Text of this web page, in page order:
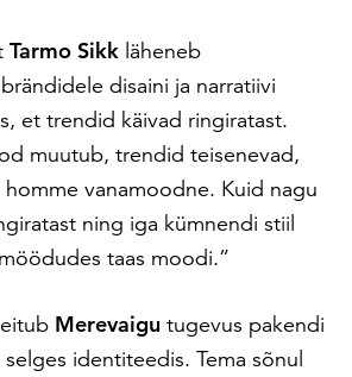
Tarmo Sikk läheneb
disaini ja narratiivi
et trendid käivad ringiratast.
muutub, trendid teisenevad,
vanamoodne. Kuid nagu
ning iga kümnendi stiil
taas moodi.”
Merevaigu tugevus pakendi
identiteedis. Tema sõnul